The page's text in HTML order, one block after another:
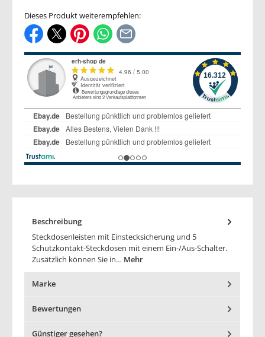
Dieses Produkt weiterempfehlen:
Beschreibung
Steckdosenleisten mit Einstecksicherung und 5
Schutzkontakt-Steckdosen mit einem Ein-/Aus-Schalter.
Zusätzlich können Sie in… Mehr
Marke
Bewertungen
Günstiger gesehen?